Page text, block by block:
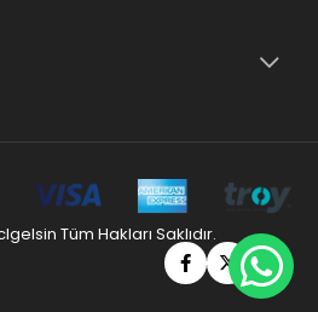
Tüm Hakları Saklıdır.